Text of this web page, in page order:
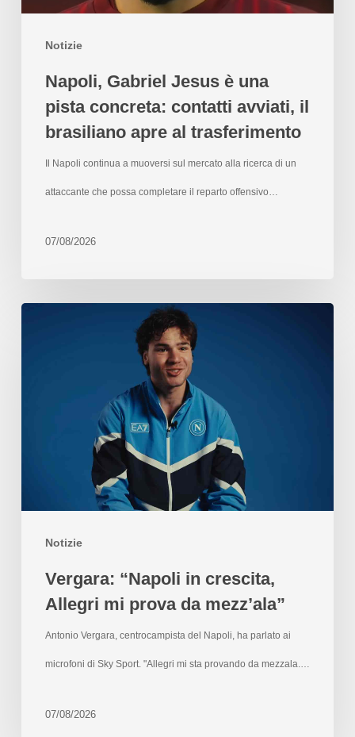
Notizie
Napoli, Gabriel Jesus è una
pista concreta: contatti avviati, il
brasiliano apre al trasferimento
Il Napoli continua a muoversi sul mercato alla ricerca di un
attaccante che possa completare il reparto offensivo…
07/08/2026
Notizie
Vergara: “Napoli in crescita,
Allegri mi prova da mezz’ala”
Antonio Vergara, centrocampista del Napoli, ha parlato ai
microfoni di Sky Sport. "Allegri mi sta provando da mezzala.…
07/08/2026